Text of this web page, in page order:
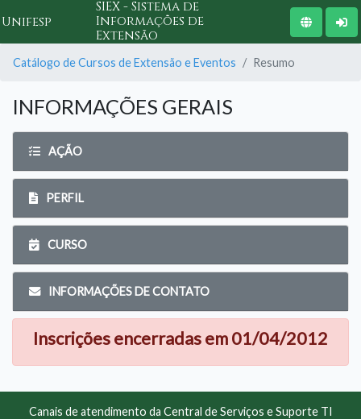
Unifesp
SIEX - Sistema de
Informações de
Extensão
Catálogo de Cursos de Extensão e Eventos Resumo
INFORMAÇÕES GERAIS
AÇÃO
PERFIL
CURSO
INFORMAÇÕES DE CONTATO
Inscrições encerradas em 01/04/2012
Canais de atendimento da Central de Serviços e Suporte TI